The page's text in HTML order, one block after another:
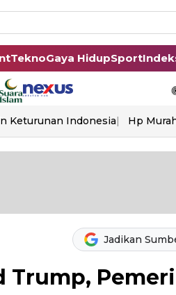
TeknoGaya HidupSport
Keturunan Indonesia Hp
Jadikan
Trump,